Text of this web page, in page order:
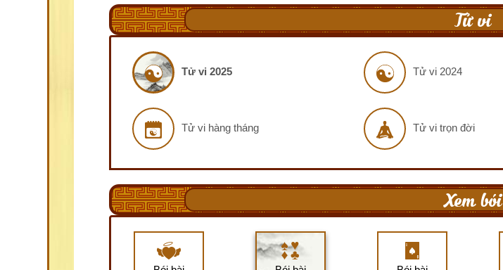
Tử vi
Tử vi 2025 Tử vi 2024
Tử vi hàng tháng Tử vi trọn đời
Xem bói